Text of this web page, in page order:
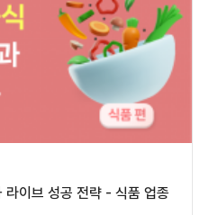
라이브 성공 전략 - 식품 업종